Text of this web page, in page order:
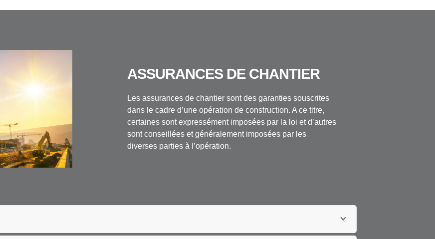
ASSURANCES DE CHANTIER
Les assurances de chantier sont des garanties souscrites
dans le cadre d’une opération de construction. A ce titre,
certaines sont expressément imposées par la loi et d’autres
sont conseillées et généralement imposées par les
diverses parties à l’opération.